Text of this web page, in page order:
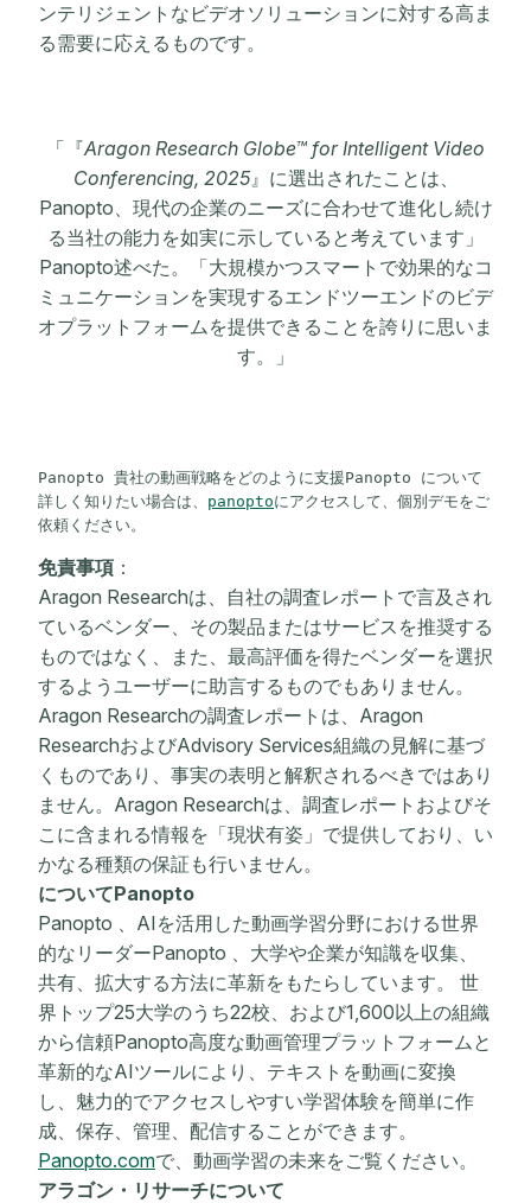
ンテリジェントなビデオソリューションに対する高ま
る需要に応えるものです。
「『Aragon Research Globe™ for Intelligent Video
Conferencing, 2025』に選出されたことは、
Panopto、現代の企業のニーズに合わせて進化し続け
る当社の能力を如実に示していると考えています」
Panopto述べた。「大規模かつスマートで効果的なコ
ミュニケーションを実現するエンドツーエンドのビデ
オプラットフォームを提供できることを誇りに思いま
す。」
Panopto 貴社の動画戦略をどのように支援Panopto について
詳しく知りたい場合は、 panoptoにアクセスして、個別デモをご
依頼ください。
免責事項 ：
Aragon Researchは、自社の調査レポートで言及され
ているベンダー、その製品またはサービスを推奨する
ものではなく、また、最高評価を得たベンダーを選択
するようユーザーに助言するものでもありません。
Aragon Researchの調査レポートは、Aragon
ResearchおよびAdvisory Services組織の見解に基づ
くものであり、事実の表明と解釈されるべきではあり
ません。Aragon Researchは、調査レポートおよびそ
こに含まれる情報を「現状有姿」で提供しており、い
かなる種類の保証も行いません。
についてPanopto
Panopto 、AIを活用した動画学習分野における世界
的なリーダーPanopto 、大学や企業が知識を収集、
共有、拡大する方法に革新をもたらしています。 世
界トップ25大学のうち22校、および1,600以上の組織
から信頼Panopto高度な動画管理プラットフォームと
革新的なAIツールにより、テキストを動画に変換
し、魅力的でアクセスしやすい学習体験を簡単に作
成、保存、管理、配信することができます。
Panopto.comで、動画学習の未来をご覧ください。
アラゴン・リサーチについて